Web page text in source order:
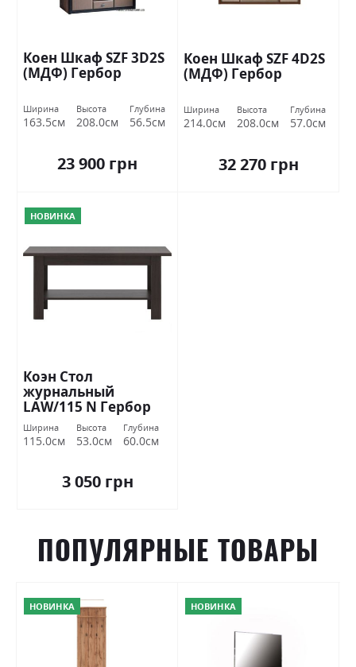
Коен Шкаф SZF 3D2S
(МДФ) Гербор
Ширина
163.5см
Высота
208.0см
Глубина
56.5см
23 900 грн
Коен Шкаф SZF 4D2S
(МДФ) Гербор
Ширина
214.0см
Высота
208.0см
Глубина
57.0см
32 270 грн
НОВИНКА
Коэн Стол
журнальный
LAW/115 N Гербор
Ширина
115.0см
Высота
53.0см
Глубина
60.0см
3 050 грн
ПОПУЛЯРНЫЕ ТОВАРЫ
НОВИНКА НОВИНКА